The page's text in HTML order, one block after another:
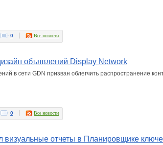
0 Все новости
объявлений Display Network
в сети GDN призван облегчить распространение
0 Все новости
визуальные отчеты в Планировщике